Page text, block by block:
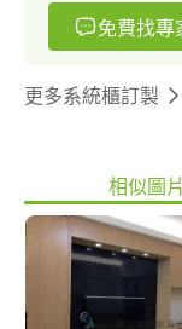
免費找專
更多系統櫃訂製
相似圖片